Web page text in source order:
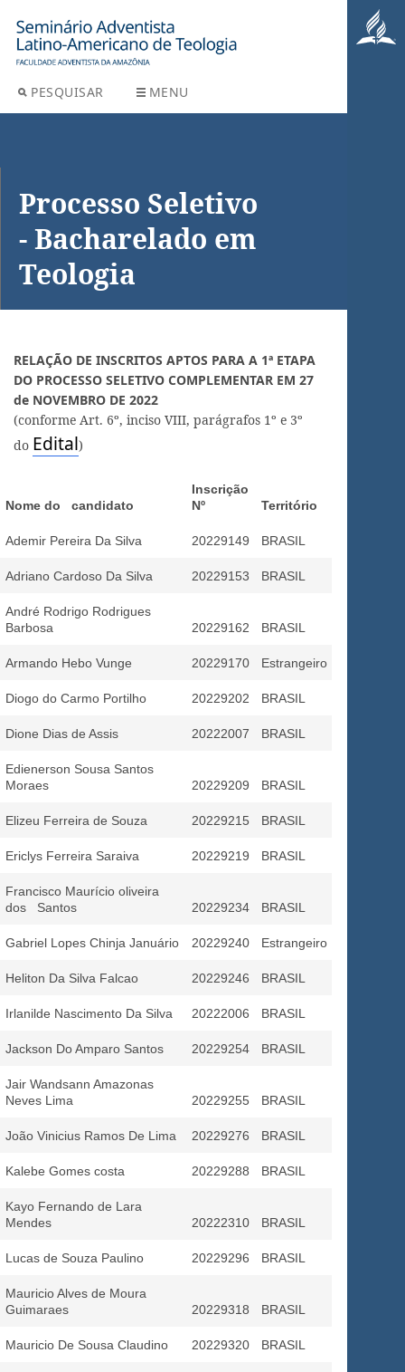
PESQUISAR MENU
Processo Seletivo
- Bacharelado em
Teologia
RELAÇÃO DE INSCRITOS APTOS PARA A 1ª ETAPA
DO PROCESSO SELETIVO COMPLEMENTAR EM 27
de NOVEMBRO DE 2022
(conforme Art. 6º, inciso VIII, parágrafos 1º e 3º
do Edital)
Nome do candidato
Inscrição
Nº
Território
Ademir Pereira Da Silva 20229149 BRASIL
Adriano Cardoso Da Silva 20229153 BRASIL
André Rodrigo Rodrigues
Barbosa
20229162 BRASIL
Armando Hebo Vunge 20229170 Estrangeiro
Diogo do Carmo Portilho 20229202 BRASIL
Dione Dias de Assis 20222007 BRASIL
Edienerson Sousa Santos
Moraes
20229209 BRASIL
Elizeu Ferreira de Souza 20229215 BRASIL
Ericlys Ferreira Saraiva 20229219 BRASIL
Francisco Maurício oliveira
dos Santos
20229234 BRASIL
Gabriel Lopes Chinja Januário 20229240 Estrangeiro
Heliton Da Silva Falcao 20229246 BRASIL
Irlanilde Nascimento Da Silva 20222006 BRASIL
Jackson Do Amparo Santos 20229254 BRASIL
Jair Wandsann Amazonas
Neves Lima
20229255 BRASIL
João Vinicius Ramos De Lima 20229276 BRASIL
Kalebe Gomes costa 20229288 BRASIL
Kayo Fernando de Lara
Mendes
20222310 BRASIL
Lucas de Souza Paulino 20229296 BRASIL
Mauricio Alves de Moura
Guimaraes
20229318 BRASIL
Mauricio De Sousa Claudino 20229320 BRASIL